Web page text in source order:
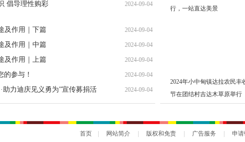
精力践行忠诚于党、忠诚于人民、忠诚于法律的铮铮誓言。（奔子栏派出所 斯
期全市重点工作